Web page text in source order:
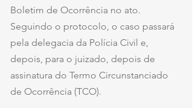
Boletim de Ocorrência no ato.
Seguindo o protocolo, o caso passará
pela delegacia da Polícia Civil e,
depois, para o juizado, depois de
assinatura do Termo Circunstanciado
de Ocorrência (TCO).